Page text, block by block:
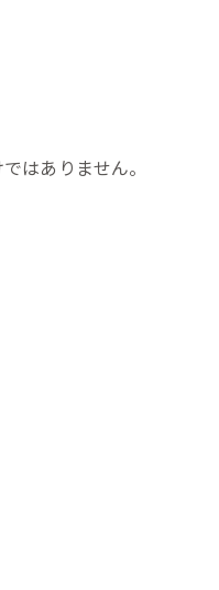
はありません。